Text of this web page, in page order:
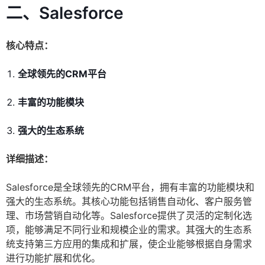
二、Salesforce
核心特点：
全球领先的CRM平台
丰富的功能模块
强大的生态系统
详细描述：
Salesforce是全球领先的CRM平台，拥有丰富的功能模块和
强大的生态系统。其核心功能包括销售自动化、客户服务管
理、市场营销自动化等。Salesforce提供了灵活的定制化选
项，能够满足不同行业和规模企业的需求。其强大的生态系
统支持第三方应用的集成和扩展，使企业能够根据自身需求
进行功能扩展和优化。